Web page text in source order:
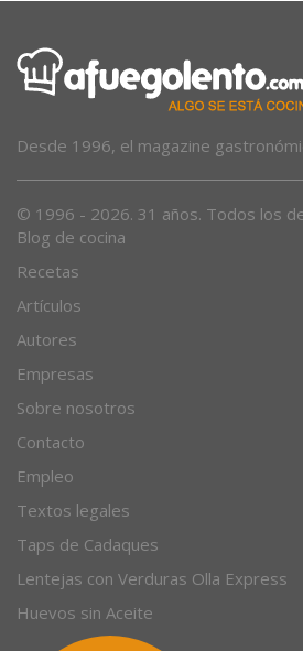
Desde 1996, el magazine
© 1996 - 2026. 31 años. Todos los
Blog de cocina
Recetas
Artículos
Autores
Empresas
Sobre nosotros
Contacto
Empleo
Textos legales
Taps de Cadaques
Lentejas con Verduras Olla Express
Huevos sin Aceite